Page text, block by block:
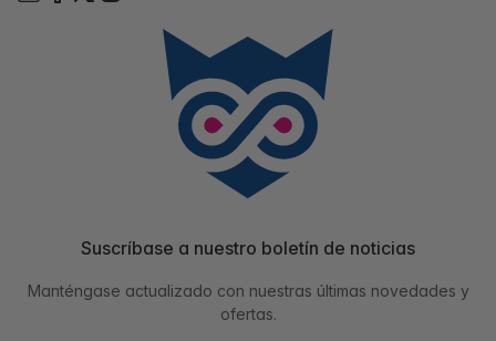
Suscríbase a nuestro boletín de noticias
Manténgase actualizado con nuestras últimas novedades y
ofertas.